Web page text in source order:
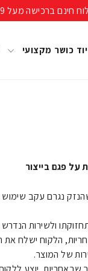
חריגים) - אחריות יבואן רשמי, מעל 40 שנות ניסיון!
כושר מקצועי
נגרם עקב שימוש
ולשירות
הלקוח ישלח את
של המוצר.